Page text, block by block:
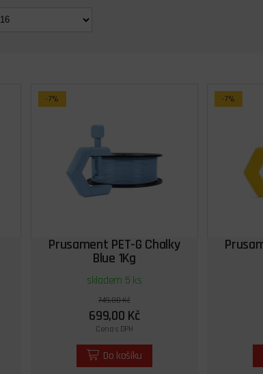
-7%
Prusament PET-G Chalky
Blue 1Kg
skladem 5 ks
749,00 Kč
699,00 Kč
Cena s DPH
Do košíku
-7%